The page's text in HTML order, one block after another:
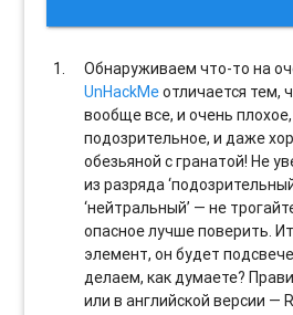
Обнаруживаем что-то на
UnHackMeотличается тем,
вообще все, и очень
подозрительное, и даже
обезьяной с гранатой! Не
из разряда
‘нейтральный’ — не
опасное лучше поверить.
элемент, он будет
делаем, как думаете?
или в английской версии —